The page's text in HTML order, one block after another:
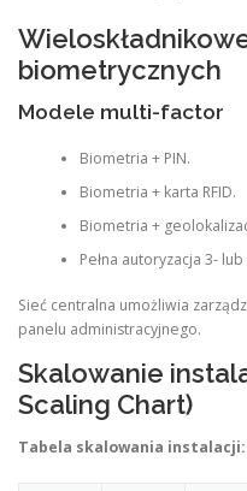
biometrycznych
Modele multi-factor
Biometria + PIN.
Biometria + karta RFID.
Biometria +
Pełna autoryzacja 3-
Sieć centralna umożliwia
panelu administracyjnego.
Skalowanie
Scaling Chart)
Tabela skalowania instalacji: